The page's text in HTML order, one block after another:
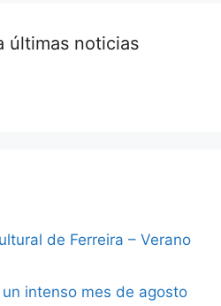
últimas noticias
de Ferreira – Verano
intenso mes de agosto